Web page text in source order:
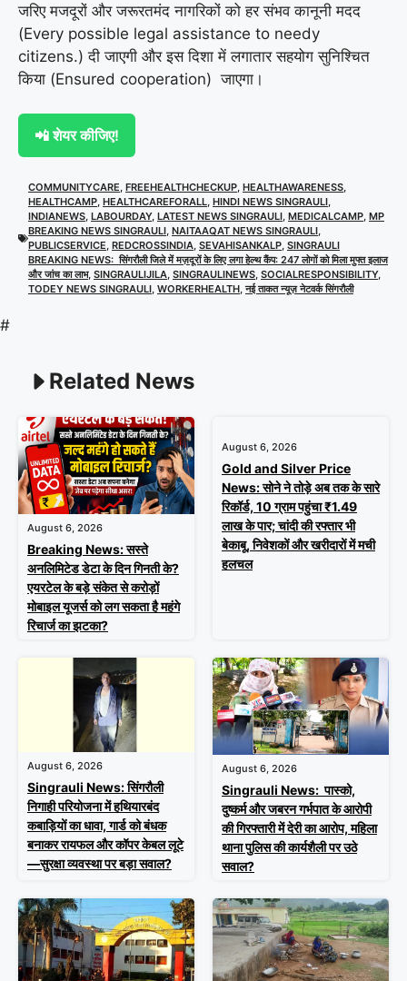
जरिए मजदूरों और जरूरतमंद नागरिकों को हर संभव कानूनी मदद
(Every possible legal assistance to needy
citizens.) दी जाएगी और इस दिशा में लगातार सहयोग सुनिश्चित
किया (Ensured cooperation) जाएगा।
📲 शेयर कीजिए!
COMMUNITYCARE, FREEHEALTHCHECKUP, HEALTHAWARENESS,
HEALTHCAMP, HEALTHCAREFORALL, HINDI NEWS SINGRAULI,
INDIANEWS, LABOURDAY, LATEST NEWS SINGRAULI, MEDICALCAMP, MP
BREAKING NEWS SINGRAULI, NAITAAQAT NEWS SINGRAULI,
PUBLICSERVICE, REDCROSSINDIA, SEVAHISANKALP, SINGRAULI
BREAKING NEWS: सिंगरौली जिले में मज़दूरों के लिए लगा हेल्थ कैंप: 247 लोगों को मिला मुफ्त इलाज
और जांच का लाभ, SINGRAULIJILA, SINGRAULINEWS, SOCIALRESPONSIBILITY,
TODEY NEWS SINGRAULI, WORKERHEALTH,नई ताकत न्यूज़ नेटवर्क सिंगरौली
#
Related News
August 6, 2026
Breaking News: सस्ते
अनलिमिटेड डेटा के दिन गिनती के?
एयरटेल के बड़े संकेत से करोड़ों
मोबाइल यूजर्स को लग सकता है महंगे
रिचार्ज का झटका?
August 6, 2026
Gold and Silver Price
News: सोने ने तोड़े अब तक के सारे
रिकॉर्ड, 10 ग्राम पहुंचा ₹1.49
लाख के पार; चांदी की रफ्तार भी
बेकाबू, निवेशकों और खरीदारों में मची
हलचल
August 6, 2026
Singrauli News: सिंगरौली
निगाही परियोजना में हथियारबंद
कबाड़ियों का धावा, गार्ड को बंधक
बनाकर रायफल और कॉपर केबल लूटे
—सुरक्षा व्यवस्था पर बड़ा सवाल?
August 6, 2026
Singrauli News: पास्को,
दुष्कर्म और जबरन गर्भपात के आरोपी
की गिरफ्तारी में देरी का आरोप, महिला
थाना पुलिस की कार्यशैली पर उठे
सवाल?